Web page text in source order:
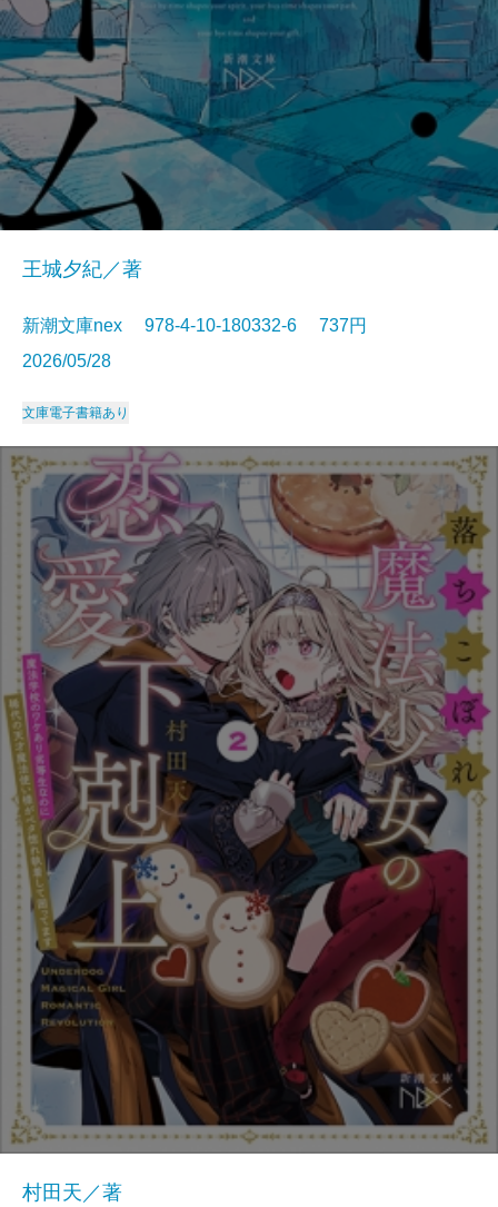
王城夕紀／著
新潮文庫nex 978-4-10-180332-6 737円
2026/05/28
文庫電子書籍あり
村田天／著